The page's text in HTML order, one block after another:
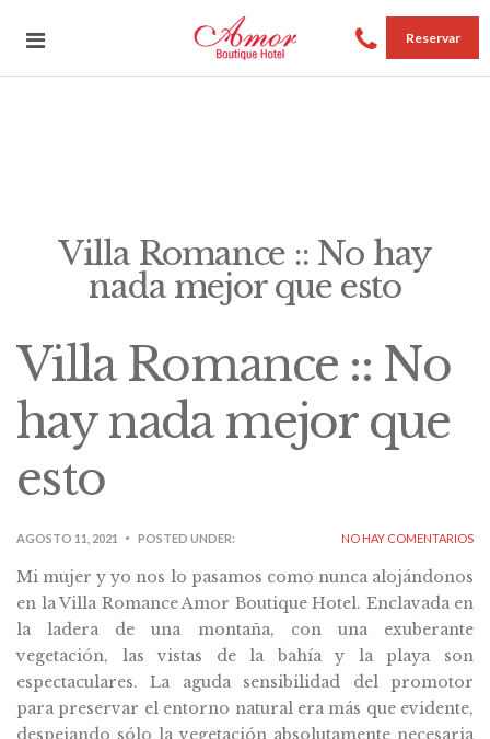
Reservar
Villa Romance :: No hay
nada mejor que esto
Villa Romance :: No
hay nada mejor que
esto
AGOSTO 11, 2021 POSTED UNDER: NO HAY COMENTARIOS
Mi mujer y yo nos lo pasamos como nunca alojándonos
en la Villa Romance Amor Boutique Hotel. Enclavada en
la ladera de una montaña, con una exuberante
vegetación, las vistas de la bahía y la playa son
espectaculares. La aguda sensibilidad del promotor
para preservar el entorno natural era más que evidente,
despejando sólo la vegetación absolutamente necesaria